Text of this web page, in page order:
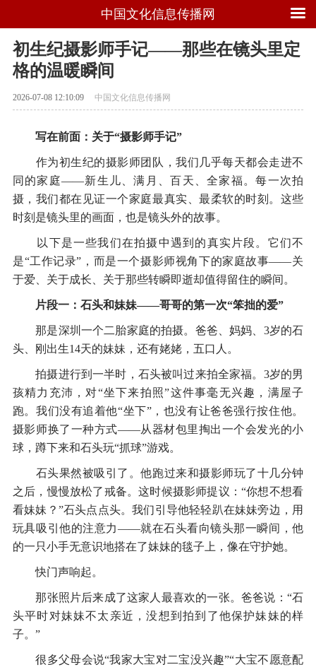
中国文化信息传播网
初生纪摄影师手记——那些在镜头里定
格的温暖瞬间
2026-07-08 12:10:09 中国文化信息传播网
写在前面：关于“摄影师手记”
作为初生纪的摄影师团队，我们几乎每天都会走进不
同的家庭——新生儿、满月、百天、全家福。每一次拍
摄，我们都在见证一个家庭最真实、最柔软的时刻。这些
时刻是镜头里的画面，也是镜头外的故事。
以下是一些我们在拍摄中遇到的真实片段。它们不
是“工作记录”，而是一个摄影师视角下的家庭故事——关
于爱、关于成长、关于那些转瞬即逝却值得留住的瞬间。
片段一：石头和妹妹——哥哥的第一次“笨拙的爱”
那是深圳一个二胎家庭的拍摄。爸爸、妈妈、3岁的石
头、刚出生14天的妹妹，还有姥姥，五口人。
拍摄进行到一半时，石头被叫过来拍全家福。3岁的男
孩精力充沛，对“坐下来拍照”这件事毫无兴趣，满屋子
跑。我们没有追着他“坐下”，也没有让爸爸强行按住他。
摄影师换了一种方式——从器材包里掏出一个会发光的小
球，蹲下来和石头玩“抓球”游戏。
石头果然被吸引了。他跑过来和摄影师玩了十几分钟
之后，慢慢放松了戒备。这时候摄影师提议：“你想不想看
看妹妹？”石头点点头。我们引导他轻轻趴在妹妹旁边，用
玩具吸引他的注意力——就在石头看向镜头那一瞬间，他
的一只小手无意识地搭在了妹妹的毯子上，像在守护她。
快门声响起。
那张照片后来成了这家人最喜欢的一张。爸爸说：“石
头平时对妹妹不太亲近，没想到拍到了他保护妹妹的样
子。”
很多父母会说“我家大宝对二宝没兴趣”“大宝不愿意配